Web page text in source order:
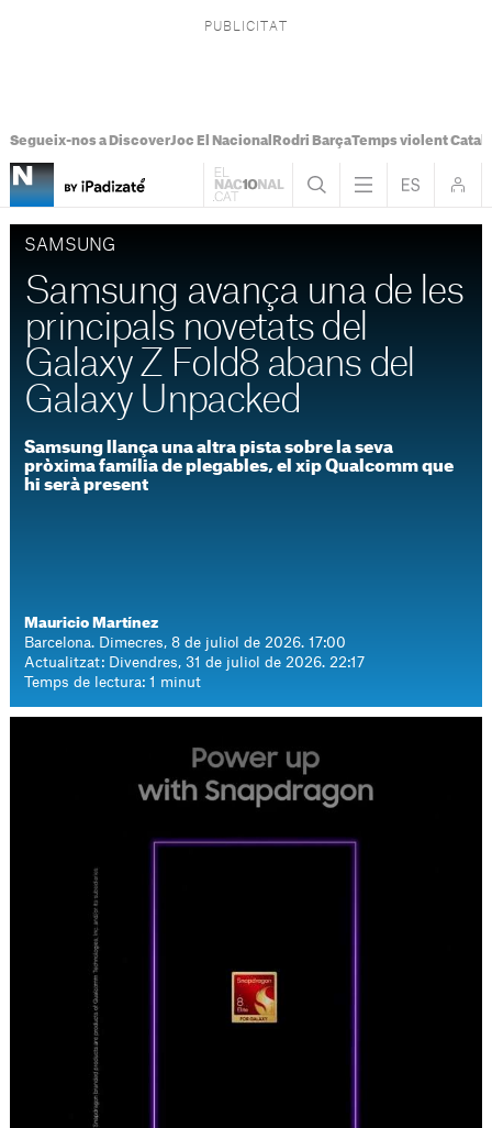
Segueix-nos a DiscoverJoc El Nacional Rodri BarçaTemps violent
SAMSUNG
Samsung avança una de les
principals novetats del
Galaxy Z Fold8 abans del
Galaxy Unpacked
Samsung llança una altra pista sobre la seva
pròxima família de plegables, el xip Qualcomm que
hi serà present
Mauricio Martínez
Barcelona. Dimecres, 8 de juliol de 2026. 17:00
Actualitzat: Divendres, 31 de juliol de 2026. 22:17
Temps de lectura: 1 minut